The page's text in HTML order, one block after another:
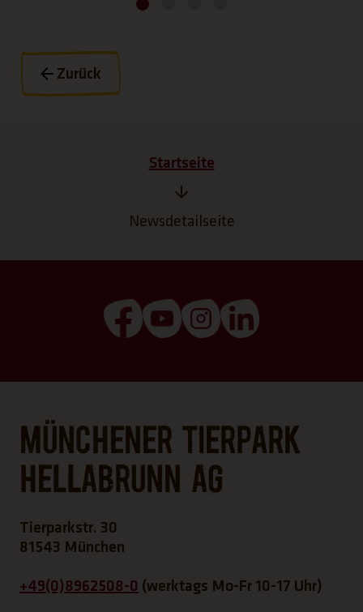
Zurück
Startseite
Newsdetailseite
(Link öffnet einen neuen Tab)
(Link öffnet einen neuen
(Link öffnet einen
Münchener Tierpark
Hellabrunn AG
Tierparkstr. 30
81543 München
+49(0)8962508-0 (werktags Mo-Fr 10-17 Uhr)